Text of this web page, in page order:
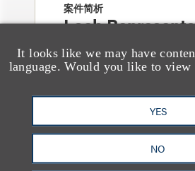
It looks like we may have
language. Would you like to view
YES
NO
案件简析
Loeb Represents
Linkage Global
Launch of $16
At-the-Market